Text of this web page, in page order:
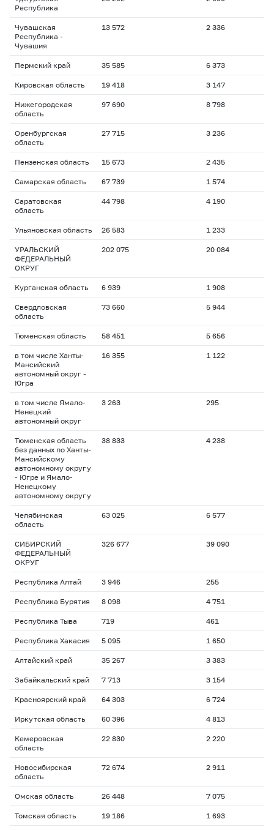
Республика
Чувашская
Республика -
Чувашия
13 572 2 336
Пермский край 35 585 6 373
Кировская область 19 418 3 147
Нижегородская
область
97 690 8 798
Оренбургская
область
27 715 3 236
Пензенская область 15 673 2 435
Самарская область 67 739 1 574
Саратовская
область
44 798 4 190
Ульяновская область 26 583 1 233
УРАЛЬСКИЙ
ФЕДЕРАЛЬНЫЙ
ОКРУГ
202 075 20 084
Курганская область 6 939 1 908
Свердловская
область
73 660 5 944
Тюменская область 58 451 5 656
в том числе Ханты-
Мансийский
автономный округ -
Югра
16 355 1 122
в том числе Ямало-
Ненецкий
автономный округ
3 263 295
Тюменская область
без данных по Ханты-
Мансийскому
автономному округу
- Югре и Ямало-
Ненецкому
автономному округу
38 833 4 238
Челябинская
область
63 025 6 577
СИБИРСКИЙ
ФЕДЕРАЛЬНЫЙ
ОКРУГ
326 677 39 090
Республика Алтай 3 946 255
Республика Бурятия 8 098 4 751
Республика Тыва 719 461
Республика Хакасия 5 095 1 650
Алтайский край 35 267 3 383
Забайкальский край 7 713 3 154
Красноярский край 64 303 6 724
Иркутская область 60 396 4 813
Кемеровская
область
22 830 2 220
Новосибирская
область
72 674 2 911
Омская область 26 448 7 075
Томская область 19 186 1 693